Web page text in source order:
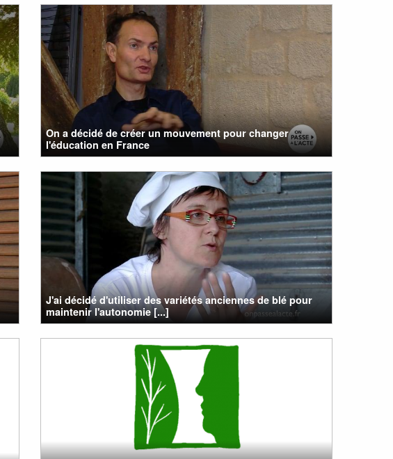
On a décidé de créer un mouvement pour changer
l'éducation en France
J'ai décidé d'utiliser des variétés anciennes de blé pour
maintenir l'autonomie [...]